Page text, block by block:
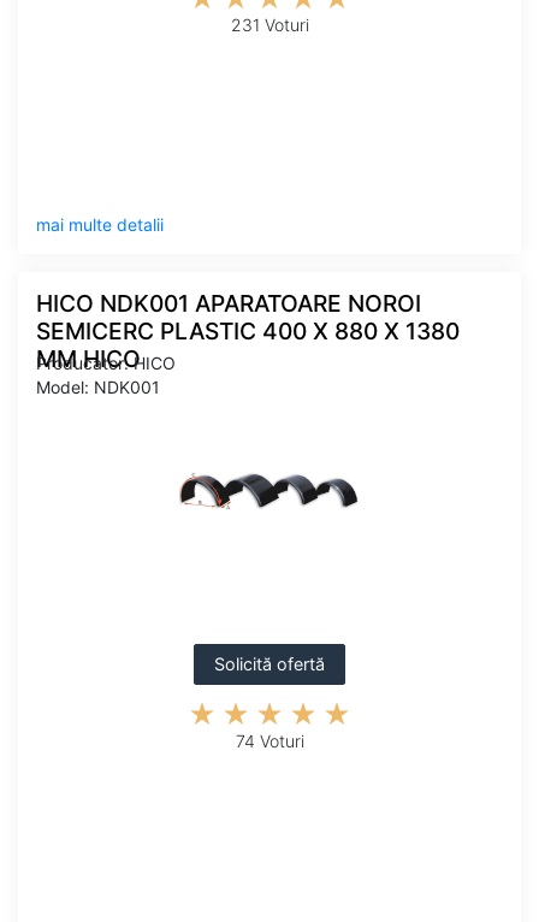
231 Voturi
mai multe detalii
HICO NDK001 APARATOARE NOROI
SEMICERC PLASTIC 400 X 880 X 1380
MM HICO
Producator: HICO
Model: NDK001
Solicită ofertă
74 Voturi